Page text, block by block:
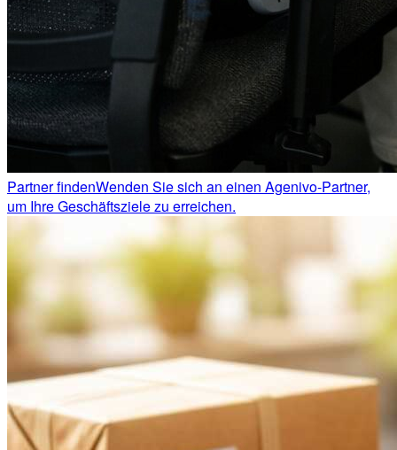
Partner findenWenden Sie sich an einen Agenivo-Partner,
um Ihre Geschäftsziele zu erreichen.